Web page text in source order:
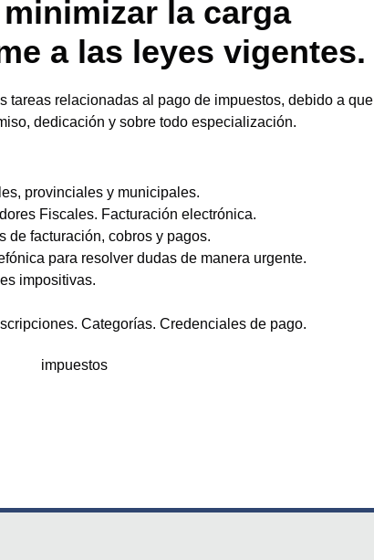
la carga
a las leyes vigentes.
tareas relacionadas al pago de impuestos, debido a que
dedicación y sobre todo especialización.
provinciales y municipales.
Fiscales. Facturación electrónica.
de facturación, cobros y pagos.
para resolver dudas de manera urgente.
impositivas.
Categorías. Credenciales de pago.